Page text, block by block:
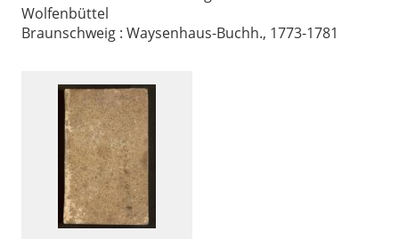
Wolfenbüttel
Braunschweig : Waysenhaus-Buchh., 1773-1781